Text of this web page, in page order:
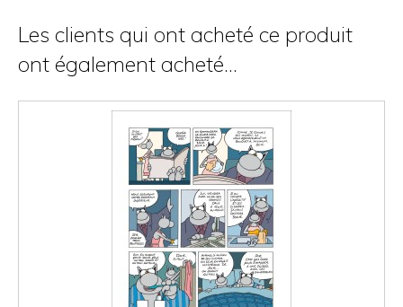
Les clients qui ont acheté ce produit
ont également acheté...